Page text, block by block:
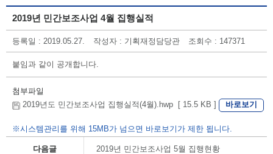
2019년 민간보조사업 4월 집행실적
등록일 : 2019.05.27. 작성자 : 기획재정담당관 조회수 : 147371
붙임과 같이 공개합니다.
첨부파일
2019년도 민간보조사업 집행실적(4월).hwp [ 15.5 KB ]
바로보기
※시스템관리를 위해 15MB가 넘으면 바로보기가 제한 됩니다.
다음글 2019년 민간보조사업 5월 집행현황